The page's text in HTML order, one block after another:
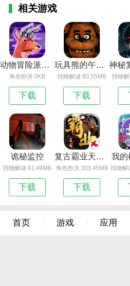
相关游戏
动物冒险派对模拟v1.1游戏官方版最新版2024
角色扮演 0KB
下载
玩具熊的午夜惊魂
找物解谜 80.55MB
下载
找物
诡秘监控
找物解谜 81.49MB
下载
复古霸业天问传奇
角色扮演 303.45MB
下载
我的
找物解
首页 游戏 应用